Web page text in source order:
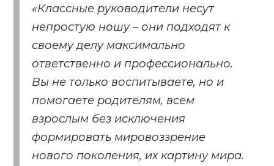
«Классные руководители несут
непростую ношу – они подходят к
своему делу максимально
ответственно и профессионально.
Вы не только воспитываете, но и
помогаете родителям, всем
взрослым без исключения
формировать мировоззрение
нового поколения, их картину мира.